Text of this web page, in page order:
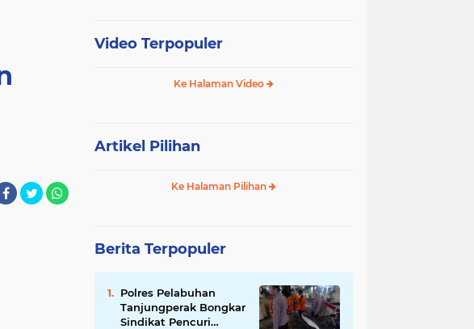
Video Terpopuler
Ke Halaman Video
Artikel Pilihan
Ke Halaman Pilihan
Berita Terpopuler
Polres Pelabuhan
Tanjungperak Bongkar
Sindikat Pencuri